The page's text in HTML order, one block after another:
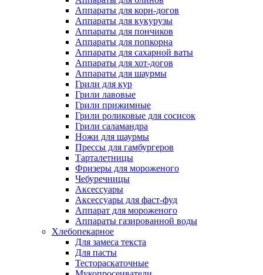
Аппараты для корн-догов
Аппараты для кукурузы
Аппараты для пончиков
Аппараты для попкорна
Аппараты для сахарной ваты
Аппараты для хот-догов
Аппараты для шаурмы
Грили для кур
Грили лавовые
Грили прижимные
Грили роликовые для сосисок
Грили саламандра
Ножи для шаурмы
Прессы для гамбургеров
Тарталетницы
Фризеры для мороженого
Чебуречницы
Аксессуары
Аксессуары для фаст-фуд
Аппарат для мороженого
Аппараты газированной воды
Хлебопекарное
Для замеса текста
Для пасты
Тестораскаточные